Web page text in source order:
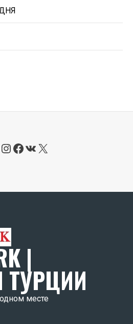
Instagram
Facebook
ВКонтакте
X
|
ТУРЦИИ
месте